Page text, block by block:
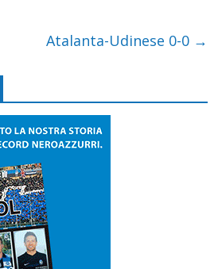
Atalanta-Udinese 0-0 →